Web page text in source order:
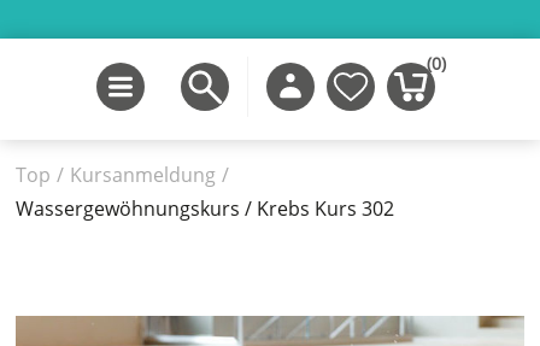
(0)
Top / Kursanmeldung /
Wassergewöhnungskurs / Krebs Kurs 302